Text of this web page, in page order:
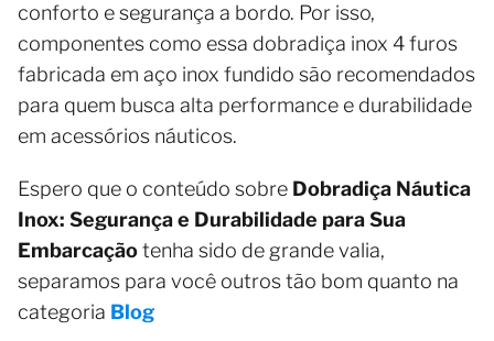
conforto e segurança a bordo. Por isso,
componentes como essa dobradiça inox 4 furos
fabricada em aço inox fundido são recomendados
para quem busca alta performance e durabilidade
em acessórios náuticos.
Espero que o conteúdo sobre Dobradiça Náutica
Inox: Segurança e Durabilidade para Sua
Embarcaçãotenha sido de grande valia,
separamos para você outros tão bom quanto na
categoria Blog